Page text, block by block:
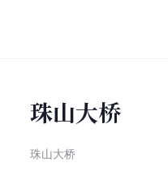
珠山大桥
珠山大桥